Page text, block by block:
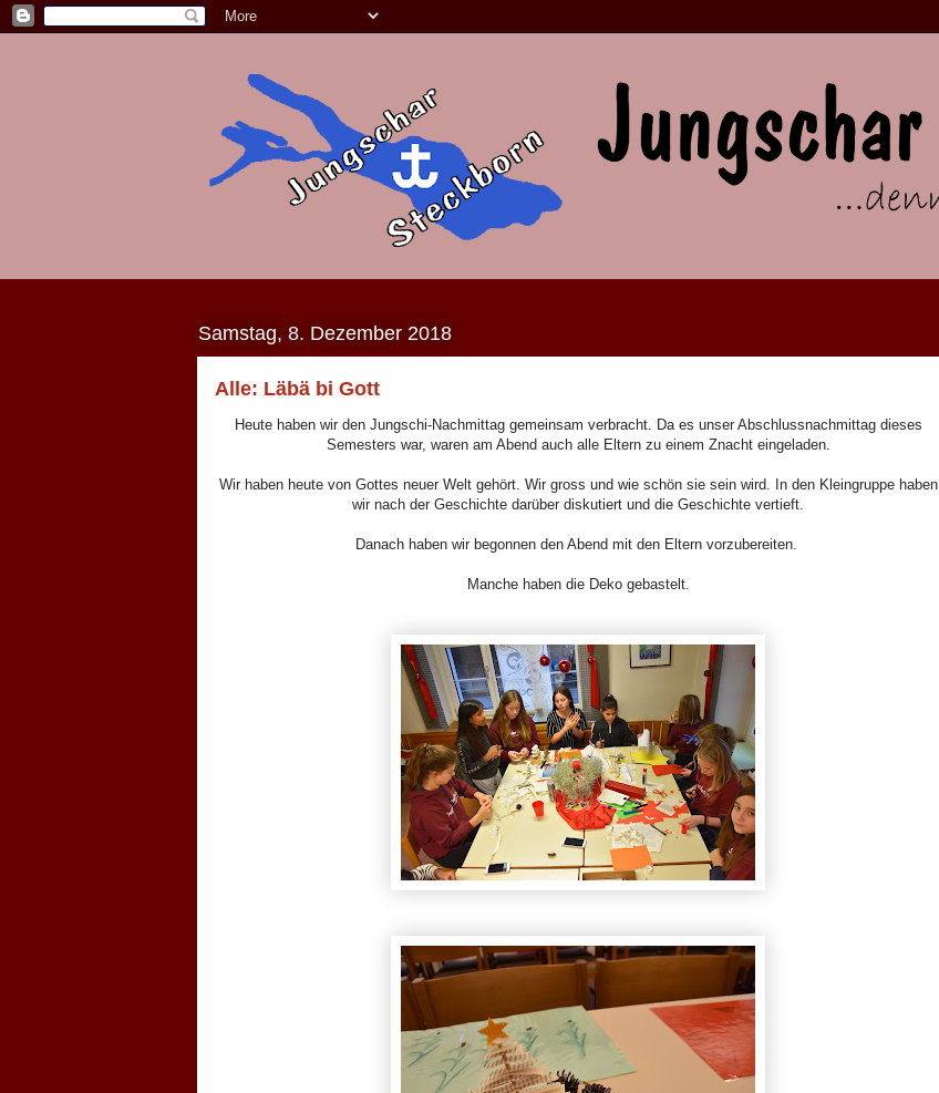
Samstag, 8. Dezember 2018
Alle: Läbä bi Gott
Heute haben wir den Jungschi-Nachmittag gemeinsam verbracht. Da es unser Abschlussnachmittag dieses
Semesters war, waren am Abend auch alle Eltern zu einem Znacht eingeladen.
Wir haben heute von Gottes neuer Welt gehört. Wir gross und wie schön sie sein wird. In den Kleingruppe haben
wir nach der Geschichte darüber diskutiert und die Geschichte vertieft.
Danach haben wir begonnen den Abend mit den Eltern vorzubereiten.
Manche haben die Deko gebastelt.